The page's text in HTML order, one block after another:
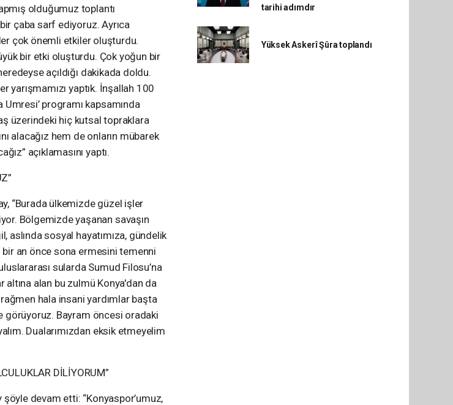
olduğumuz toplantı
çaba sarf ediyoruz. Ayrıca
çok önemli etkiler oluşturdu.
bir etki oluşturdu. Çok yoğun bir
açıldığı dakikada doldu.
yarışmamızı yaptık. İnşallah 100
programı kapsamında
üzerindeki hiç kutsal topraklara
alacağız hem de onların mübarek
açıklamasını yaptı.
“Burada ülkemizde güzel işler
Bölgemizde yaşanan savaşın
sosyal hayatımıza, gündelik
bir an önce sona ermesini temenni
sularda Sumud Filosu’na
altına alan bu zulmü Konya'dan da
rağmen hala insani yardımlar başta
Bayram öncesi oradaki
Dualarımızdan eksik etmeyelim
DİLİYORUM”
devam etti: “Konyaspor’umuz,
tarihi adımdır
Yüksek Askerî Şûra toplandı